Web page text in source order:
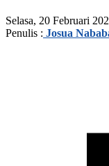
Selasa, 20 Februari
Penulis : Josua